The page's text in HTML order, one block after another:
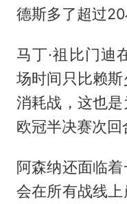
德斯多了超过20
马丁·祖比门迪
场时间只比赖
消耗战，这也
欧冠半决赛次回
阿森纳还面临
会在所有战线